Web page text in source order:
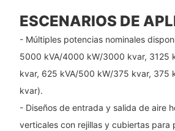
ESCENARIOS DE
- Múltiples potencias nominales
5000 kVA/4000 kW/3000 kvar, 3125
kvar, 625 kVA/500 kW/375 kvar, 375
kvar).
- Diseños de entrada y salida de aire
verticales con rejillas y cubiertas para